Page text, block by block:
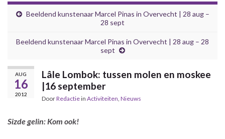
Beeldend kunstenaar Marcel Pinas in Overvecht | 28 aug –
28 sept
Beeldend kunstenaar Marcel Pinas in Overvecht | 28 aug – 28
sept
AUG
16
2012
Lâle Lombok: tussen molen en moskee
|16 september
DoorRedactiein Activiteiten, Nieuws
Sizde gelin: Kom ook!